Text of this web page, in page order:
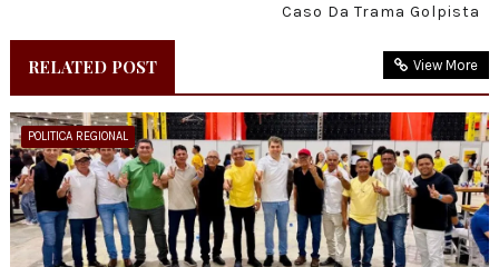
Caso Da Trama Golpista
RELATED POST View More
POLITICA REGIONAL